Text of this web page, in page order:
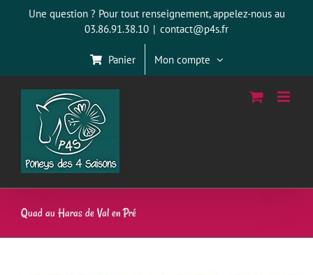
Une question ? Pour tout renseignement, appelez-nous au
03.86.91.38.10 | contact@p4s.fr
Panier Mon compte
Quad au Haras de Val en Pré